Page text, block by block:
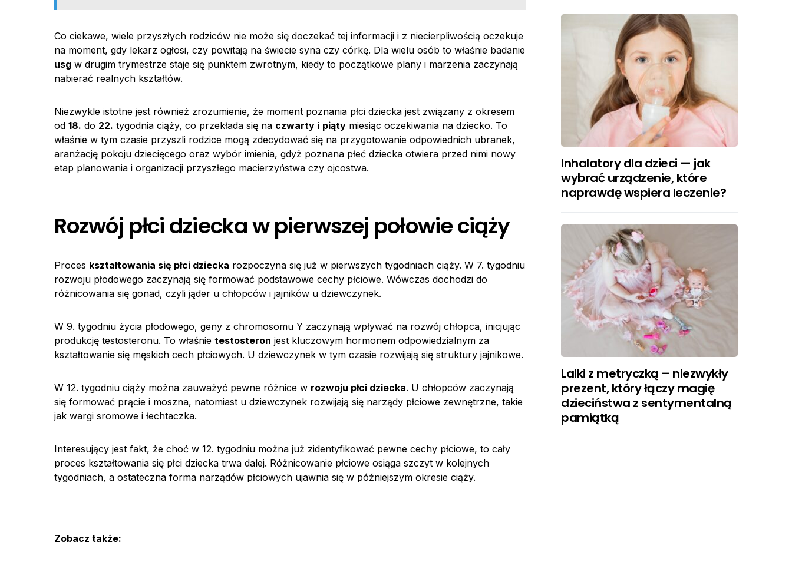
Co ciekawe, wiele przyszłych rodziców nie może się doczekać tej informacji i z niecierpliwością oczekuje
na moment, gdy lekarz ogłosi, czy powitają na świecie syna czy córkę. Dla wielu osób to właśnie badanie
usg w drugim trymestrze staje się punktem zwrotnym, kiedy to początkowe plany i marzenia zaczynają
nabierać realnych kształtów.
Niezwykle istotne jest również zrozumienie, że moment poznania płci dziecka jest związany z okresem
od 18. do 22. tygodnia ciąży, co przekłada się na czwarty i piąty miesiąc oczekiwania na dziecko. To
właśnie w tym czasie przyszli rodzice mogą zdecydować się na przygotowanie odpowiednich ubranek,
aranżację pokoju dziecięcego oraz wybór imienia, gdyż poznana płeć dziecka otwiera przed nimi nowy
etap planowania i organizacji przyszłego macierzyństwa czy ojcostwa.
Rozwój płci dziecka w pierwszej połowie ciąży
Proces kształtowania się płci dziecka rozpoczyna się już w pierwszych tygodniach ciąży. W 7. tygodniu
rozwoju płodowego zaczynają się formować podstawowe cechy płciowe. Wówczas dochodzi do
różnicowania się gonad, czyli jąder u chłopców i jajników u dziewczynek.
W 9. tygodniu życia płodowego, geny z chromosomu Y zaczynają wpływać na rozwój chłopca, inicjując
produkcję testosteronu. To właśnie testosteron jest kluczowym hormonem odpowiedzialnym za
kształtowanie się męskich cech płciowych. U dziewczynek w tym czasie rozwijają się struktury jajnikowe.
W 12. tygodniu ciąży można zauważyć pewne różnice w rozwoju płci dziecka. U chłopców zaczynają
się formować prącie i moszna, natomiast u dziewczynek rozwijają się narządy płciowe zewnętrzne, takie
jak wargi sromowe i łechtaczka.
Interesujący jest fakt, że choć w 12. tygodniu można już zidentyfikować pewne cechy płciowe, to cały
proces kształtowania się płci dziecka trwa dalej. Różnicowanie płciowe osiąga szczyt w kolejnych
tygodniach, a ostateczna forma narządów płciowych ujawnia się w późniejszym okresie ciąży.
Zobacz także:
Inhalatory dla dzieci — jak
wybrać urządzenie, które
naprawdę wspiera leczenie?
Lalki z metryczką – niezwykły
prezent, który łączy magię
dzieciństwa z sentymentalną
pamiątką